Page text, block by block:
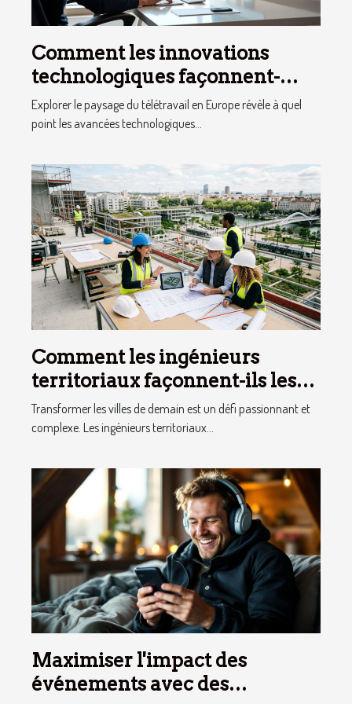
Comment les innovations
technologiques façonnent-
elles le télétravail en Europe ?
Explorer le paysage du télétravail en Europe révèle à quel
point les avancées technologiques...
Comment les ingénieurs
territoriaux façonnent-ils les
villes de demain ?
Transformer les villes de demain est un défi passionnant et
complexe. Les ingénieurs territoriaux...
Maximiser l'impact des
événements avec des